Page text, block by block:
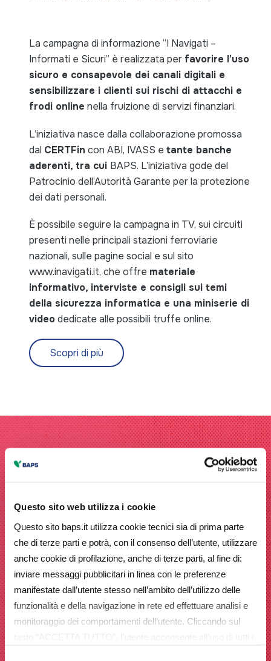
Questo sito web utilizza i cookie
Questo sito baps.it utilizza cookie tecnici sia di prima parte
che di terze parti e potrà, con il consenso dell’utente, utilizzare
anche cookie di profilazione, anche di terze parti, al fine di:
inviare messaggi pubblicitari in linea con le preferenze
manifestate dall’utente stesso nell’ambito dell’utilizzo delle
funzionalità e della navigazione in rete ed effettuare analisi e
monitoraggio dei comportamenti dell’utente. Cliccando sul
La campagna di informazione “I Navigati –
Informati e Sicuri” è realizzata per favorire l’uso
sicuro e consapevole dei canali digitali e
sensibilizzare i clienti sui rischi di attacchi e
frodi online nella fruizione di servizi finanziari.
L’iniziativa nasce dalla collaborazione promossa
dal CERTFin con ABI, IVASS e tante banche
aderenti, tra cui BAPS. L’iniziativa gode del
Patrocinio dell’Autorità Garante per la protezione
dei dati personali.
È possibile seguire la campagna in TV, sui circuiti
presenti nelle principali stazioni ferroviarie
nazionali, sulle pagine social e sul sito
www.inavigati.it, che offre materiale
informativo, interviste e consigli sui temi
della sicurezza informatica e una miniserie di
videodedicate alle possibili truffe online.
Scopri di più